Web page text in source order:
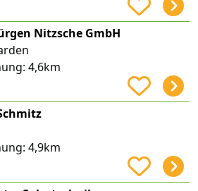
Nitzsche GmbH
4,6km
4,9km